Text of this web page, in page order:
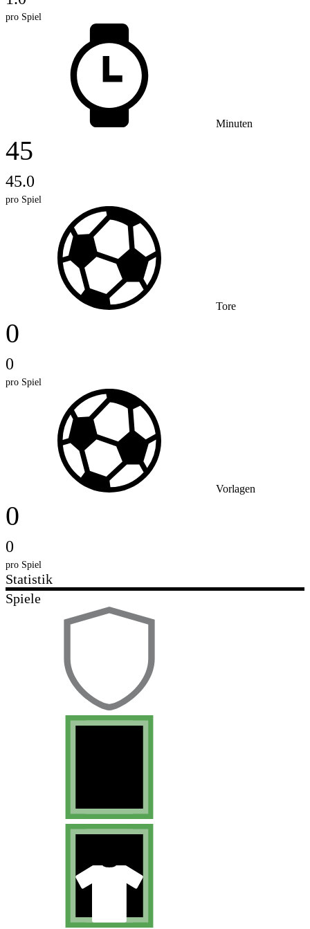
pro Spiel
Minuten
45
45.0
pro Spiel
Tore
0
0
pro Spiel
Vorlagen
0
0
pro Spiel
Statistik
Spiele